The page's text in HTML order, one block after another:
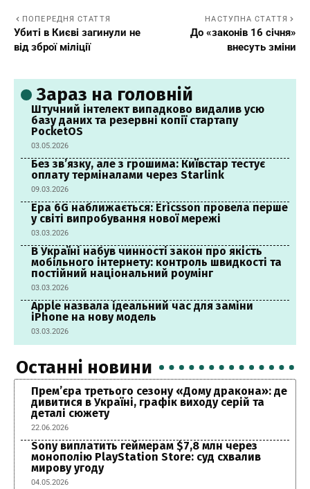
ПОПЕРЕДНЯ СТАТТЯ
Убиті в Києві загинули не
від зброї міліції
НАСТУПНА СТАТТЯ
До «законів 16 січня»
внесуть зміни
Зараз на головній
Штучний інтелект випадково видалив усю
базу даних та резервні копії стартапу
PocketOS
03.05.2026
Без зв’язку, але з грошима: Київстар тестує
оплату терміналами через Starlink
09.03.2026
Ера 6G наближається: Ericsson провела перше
у світі випробування нової мережі
03.03.2026
В Україні набув чинності закон про якість
мобільного інтернету: контроль швидкості та
постійний національний роумінг
03.03.2026
Apple назвала ідеальний час для заміни
iPhone на нову модель
03.03.2026
Останні новини
Прем’єра третього сезону «Дому дракона»: де
дивитися в Україні, графік виходу серій та
деталі сюжету
22.06.2026
Sony виплатить геймерам $7,8 млн через
монополію PlayStation Store: суд схвалив
мирову угоду
04.05.2026